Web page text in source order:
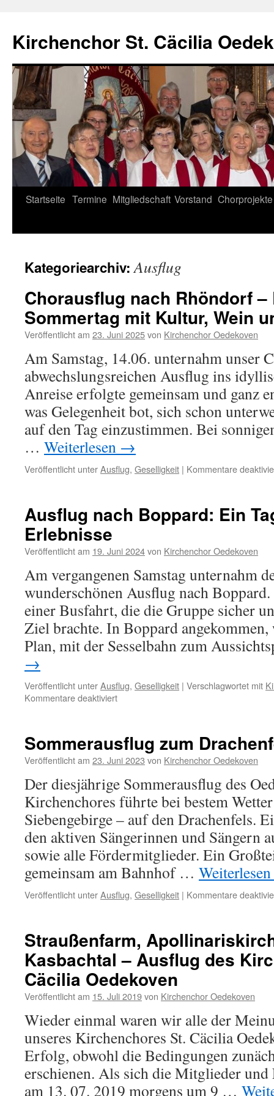
springen
Kirchenchor St. Cäcilia
Startseite Termine Mitgliedschaft Vorstand Chorprojekte
Kategoriearchiv:Ausflug
Chorausflug nach Rhöndorf
Sommertag mit Kultur, Wein
Veröffentlicht am 23. Juni 2025von Kirchenchor Oedekoven
Am Samstag, 14.06. unternahm unser
abwechslungsreichen Ausflug ins
Anreise erfolgte gemeinsam und ganz
was Gelegenheit bot, sich schon
auf den Tag einzustimmen. Bei
… Weiterlesen →
Veröffentlicht unterAusflug, Geselligkeit | Kommentare
Ausflug nach Boppard: Ein
Erlebnisse
Veröffentlicht am 19. Juni 2024von Kirchenchor Oedekoven
Am vergangenen Samstag unternahm
wunderschönen Ausflug nach
einer Busfahrt, die die Gruppe sicher
Ziel brachte. In Boppard
Plan, mit der Sesselbahn zum
→
Veröffentlicht unterAusflug, Geselligkeit | Verschlagwortet mit
Kommentare deaktiviertfür
Ein
Tag
Erlebnisse
Sommerausflug zum
Veröffentlicht am 23. Juni 2023 von Kirchenchor Oedekoven
Der diesjährige Sommerausflug des
Kirchenchores führte bei bestem
Siebengebirge – auf den Drachenfels.
den aktiven Sängerinnen und Sängern
sowie alle Fördermitglieder. Ein
gemeinsam am Bahnhof … Weiterlesen
Veröffentlicht unterAusflug, Geselligkeit | Kommentare
Straußenfarm,
Kasbachtal – Ausflug des
Cäcilia Oedekoven
Veröffentlicht am 15. Juli 2019von Kirchenchor Oedekoven
Wieder einmal waren wir alle der
unseres Kirchenchores St. Cäcilia
Erfolg, obwohl die Bedingungen
erschienen. Als sich die Mitglieder und
am 13. 07. 2019 morgens um 9 …